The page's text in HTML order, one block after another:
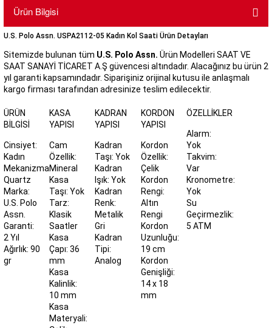
Ürün Bilgisi
U.S. Polo Assn. USPA2112-05 Kadın Kol Saati Ürün Detayları
Sitemizde bulunan tüm U.S. Polo Assn. Ürün Modelleri SAAT VE
SAAT SANAYİ TİCARET A.Ş güvencesi altındadır. Alacağınız bu ürün 2
yıl garanti kapsamındadır. Siparişiniz orijinal kutusu ile anlaşmalı
kargo firması tarafından adresinize teslim edilecektir.
ÜRÜN
BILGISI
Cinsiyet:
Kadın
Mekanizma:
Quartz
Marka:
U.S. Polo
Assn.
Garanti:
2 Yıl
Ağırlık: 90
gr
KASA
YAPISI
Cam
Özellik:
Mineral
Kasa
Taşı: Yok
Tarz:
Klasik
Saatler
Kasa
Çapı: 36
mm
Kasa
Kalinlik:
10 mm
Kasa
Materyali:
KADRAN
YAPISI
Kadran
Taşı: Yok
Kadran
Işık: Yok
Kadran
Renk:
Metalik
Gri
Kadran
Tipi:
Analog
KORDON
YAPISI
Kordon
Özellik:
Çelik
Kordon
Rengi:
Altın
Rengi
Kordon
Uzunluğu:
19 cm
Kordon
Genişliği:
14 x 18
mm
ÖZELLIKLER
Alarm:
Yok
Takvim:
Var
Kronometre:
Yok
Su
Geçirmezlik:
5 ATM